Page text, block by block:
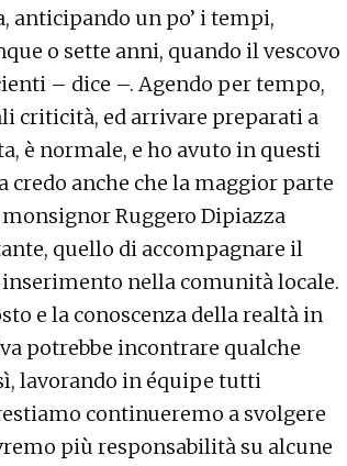
anticipando un po’ i tempi,
o sette anni, quando il vescovo
– dice –. Agendo per tempo,
criticità, ed arrivare preparati a
è normale, e ho avuto in questi
anche che la maggior parte
Ruggero Dipiazza
quello di accompagnare il
nella comunità locale.
e la conoscenza della realtà in
potrebbe incontrare qualche
lavorando in équipe tutti
continueremo a svolgere
più responsabilità su alcune